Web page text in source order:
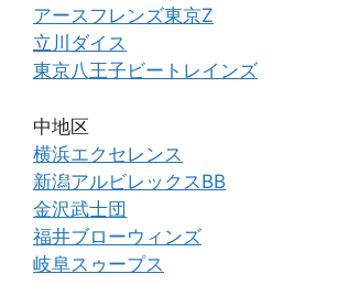
アースフレンズ東京Z
立川ダイス
東京八王子ビートレインズ
中地区
横浜エクセレンス
新潟アルビレックスBB
金沢武士団
福井ブローウィンズ
岐阜スゥープス